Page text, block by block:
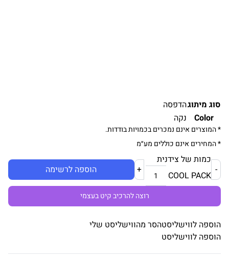
סוג מיתוגהדפסה
Color
נקה
* המוצרים אינם נמכרים בכמויות בודדות.
* המחירים אינם כוללים מע״מ
כמות של צידנית
COOL PACK
+ הוספה לרשימה
רוצה להרכיב קיט בעצמי
הוספה לווישליסטהסר מהווישליסט שלי
הוספה לווישליסט